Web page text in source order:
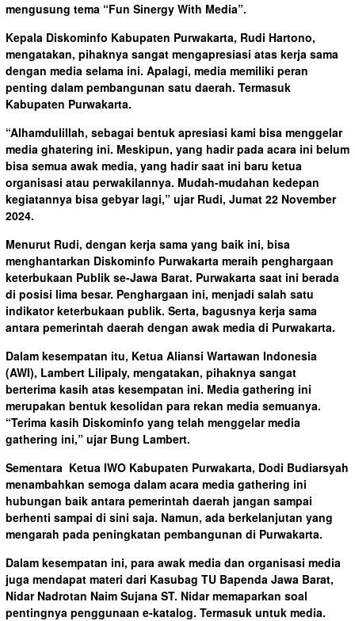
mengusung tema “Fun Sinergy With Media”.
Kepala Diskominfo Kabupaten Purwakarta, Rudi Hartono,
mengatakan, pihaknya sangat mengapresiasi atas kerja sama
dengan media selama ini. Apalagi, media memiliki peran
penting dalam pembangunan satu daerah. Termasuk
Kabupaten Purwakarta.
“Alhamdulillah, sebagai bentuk apresiasi kami bisa menggelar
media ghatering ini. Meskipun, yang hadir pada acara ini belum
bisa semua awak media, yang hadir saat ini baru ketua
organisasi atau perwakilannya. Mudah-mudahan kedepan
kegiatannya bisa gebyar lagi,” ujar Rudi, Jumat 22 November
2024.
Menurut Rudi, dengan kerja sama yang baik ini, bisa
menghantarkan Diskominfo Purwakarta meraih penghargaan
keterbukaan Publik se-Jawa Barat. Purwakarta saat ini berada
di posisi lima besar. Penghargaan ini, menjadi salah satu
indikator keterbukaan publik. Serta, bagusnya kerja sama
antara pemerintah daerah dengan awak media di Purwakarta.
Dalam kesempatan itu, Ketua Aliansi Wartawan Indonesia
(AWI), Lambert Lilipaly, mengatakan, pihaknya sangat
berterima kasih atas kesempatan ini. Media gathering ini
merupakan bentuk kesolidan para rekan media semuanya.
“Terima kasih Diskominfo yang telah menggelar media
gathering ini,” ujar Bung Lambert.
Sementara Ketua IWO Kabupaten Purwakarta, Dodi Budiarsyah
menambahkan semoga dalam acara media gathering ini
hubungan baik antara pemerintah daerah jangan sampai
berhenti sampai di sini saja. Namun, ada berkelanjutan yang
mengarah pada peningkatan pembangunan di Purwakarta.
Dalam kesempatan ini, para awak media dan organisasi media
juga mendapat materi dari Kasubag TU Bapenda Jawa Barat,
Nidar Nadrotan Naim Sujana ST. Nidar memaparkan soal
pentingnya penggunaan e-katalog. Termasuk untuk media.